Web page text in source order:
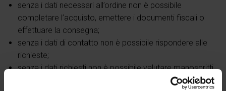
senza i dati necessari all’ordine non è possibile
completare l’acquisto, emettere i documenti fiscali o
effettuare la consegna;
senza i dati di contatto non è possibile rispondere alle
richieste;
senza i dati richiesti non è possibile valutare manoscritti